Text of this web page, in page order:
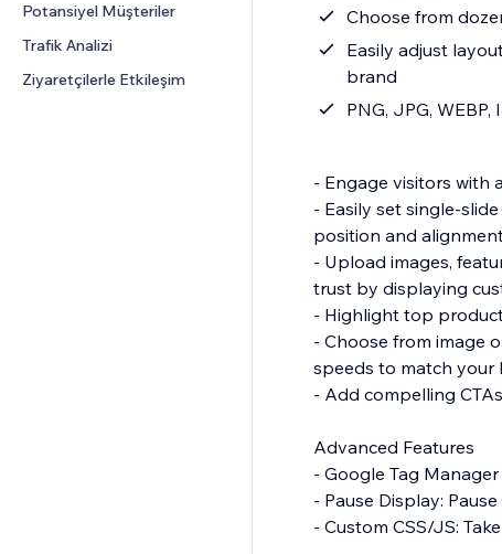
Grafik ve Tablolar
Potansiyel Müşteriler
Trafik Analizi
Ziyaretçilerle Etkileşim
Choose from
Easily adjust
brand
PNG, JPG,
- Engage visitors with
- Easily set single-
position and
- Upload images,
trust by displaying
- Highlight top
- Choose from image
speeds to match your
- Add compelling
Advanced Features
- Google Tag
- Pause Display:
- Custom CSS/JS: